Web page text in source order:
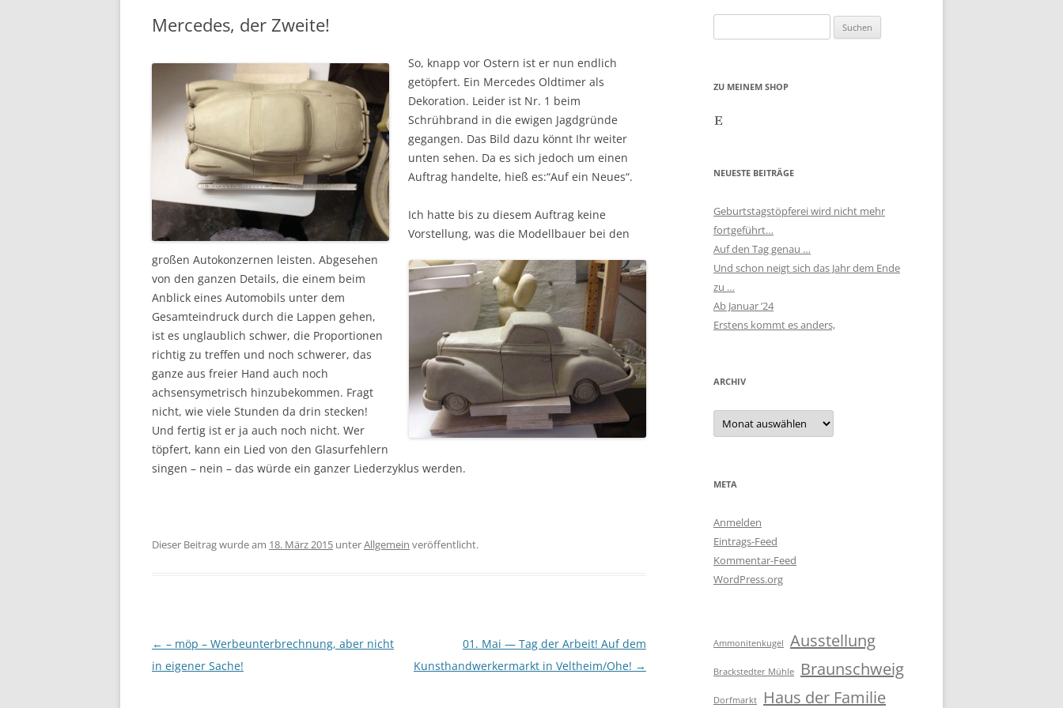
Mercedes, der Zweite!
So, knapp vor Ostern ist er nun endlich
getöpfert. Ein Mercedes Oldtimer als
Dekoration. Leider ist Nr. 1 beim
Schrühbrand in die ewigen Jagdgründe
gegangen. Das Bild dazu könnt Ihr weiter
unten sehen. Da es sich jedoch um einen
Auftrag handelte, hieß es:“Auf ein Neues“.
Ich hatte bis zu diesem Auftrag keine
Vorstellung, was die Modellbauer bei den
großen Autokonzernen leisten. Abgesehen
von den ganzen Details, die einem beim
Anblick eines Automobils unter dem
Gesamteindruck durch die Lappen gehen,
ist es unglaublich schwer, die Proportionen
richtig zu treffen und noch schwerer, das
ganze aus freier Hand auch noch
achsensymetrisch hinzubekommen. Fragt
nicht, wie viele Stunden da drin stecken!
Und fertig ist er ja auch noch nicht. Wer
töpfert, kann ein Lied von den Glasurfehlern
singen – nein – das würde ein ganzer Liederzyklus werden.
Dieser Beitrag wurde am 18. März 2015 unterAllgemein veröffentlicht.
Beitragsnavigation
← – möp – Werbeunterbrechnung, aber nicht
in eigener Sache!
01. Mai — Tag der Arbeit! Auf dem
Kunsthandwerkermarkt in Veltheim/Ohe! →
nach:
ZU MEINEM SHOP
Etsy
NEUESTE BEITRÄGE
Geburtstagstöpferei wird nicht mehr
fortgeführt…
Auf den Tag genau …
Und schon neigt sich das Jahr dem Ende
zu …
Ab Januar ’24
Erstens kommt es anders,
ARCHIV
Archiv
META
Anmelden
Eintrags-Feed
Kommentar-Feed
WordPress.org
Ammonitenkugel Ausstellung
Brackstedter Mühle Braunschweig
Dorfmarkt Haus der Familie